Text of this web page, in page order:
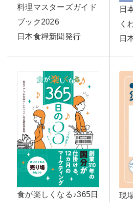
料理マスターズガイド
ブック2026
日本食糧新聞発行
日
く
日
食が楽しくなる♪365日
現